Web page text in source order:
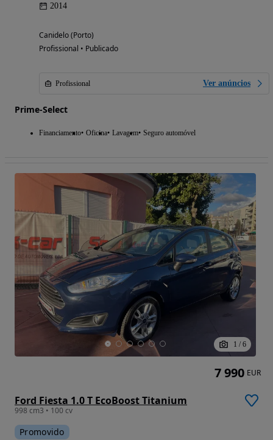
2014
Canidelo (Porto)
Profissional • Publicado
Profissional Ver anúncios
Prime-Select
Financiamento Oficina Lavagem Seguro automóvel
1 / 6
Ford Fiesta 1.0 T EcoBoost Titanium
998 cm3 • 100 cv
Promovido
7 990 EUR